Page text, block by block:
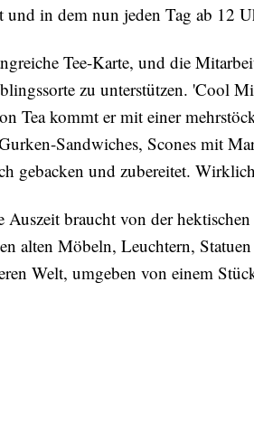
in dem nun jeden Tag ab 12
Tee-Karte, und die
zu unterstützen. 'Cool
Tea kommt er mit einer
Sandwiches, Scones mit
gebacken und zubereitet.
Auszeit braucht von der
alten Möbeln, Leuchtern,
Welt, umgeben von einem